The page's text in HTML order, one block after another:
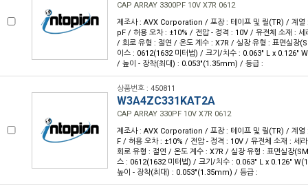
CAP ARRAY 3300PF 10V X7R 0612
제조사 : AVX Corporation / 포장 : 테이프 및 릴(TR) / 계열
pF / 허용 오차 : ±10% / 전압 - 정격 : 10V / 유전체 소재 : 세
/ 회로 유형 : 절연 / 온도 계수 : X7R / 실장 유형 : 표면실장
이스 : 0612(1632 미터법) / 크기/치수 : 0.063" L x 0.126"
/ 높이 - 장착(최대) : 0.053"(1.35mm) / 등급 :
상품번호 : 450811
W3A4ZC331KAT2A
CAP ARRAY 330PF 10V X7R 0612
제조사 : AVX Corporation / 포장 : 테이프 및 릴(TR) / 계
F / 허용 오차 : ±10% / 전압 - 정격 : 10V / 유전체 소재 : 세
회로 유형 : 절연 / 온도 계수 : X7R / 실장 유형 : 표면실장
스 : 0612(1632 미터법) / 크기/치수 : 0.063" L x 0.126"
높이 - 장착(최대) : 0.053"(1.35mm) / 등급 :